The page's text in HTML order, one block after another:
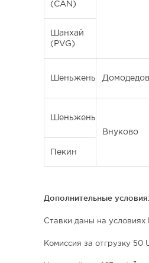
(CAN)
Шанхай
(PVG)
Шеньжень
Шеньжень
Внуково
Пекин
Дополнительные условия:
Ставки даны на условиях
Комиссия за отгрузку 50